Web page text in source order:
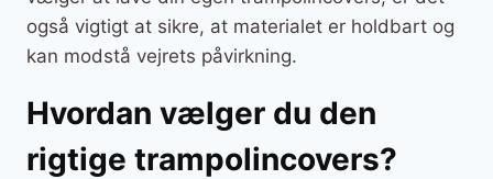
også vigtigt at sikre, at materialet er holdbart og
kan modstå vejrets påvirkning.
Hvordan vælger du den
rigtige trampolincovers?